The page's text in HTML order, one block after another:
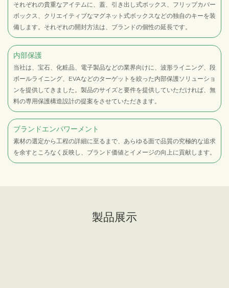
それぞれの貴重なアイテムに、蓋、引き出し式ボックス、フリップカバー
ボックス、クリエイティブなマグネット式ボックスなどの独自のキーを装
備します。それぞれの開封方法は、ブランドの個性の延長です。
内部保護
当社は、宝石、化粧品、電子製品などの業界向けに、波形ライニング、段
ボールライニング、EVAなどのターゲットを絞った内部保護ソリューショ
ンを提供してきました。製品のサイズと要件を提供していただければ、無
料の専用保護構造設計の提案をさせていただきます。
ブランドエンパワーメント
素材の選定から工程の詳細に至るまで、あらゆる面で品質の究極的な追求
を余すところなく反映し、ブランド価値とイメージの向上に貢献します。
製品展示